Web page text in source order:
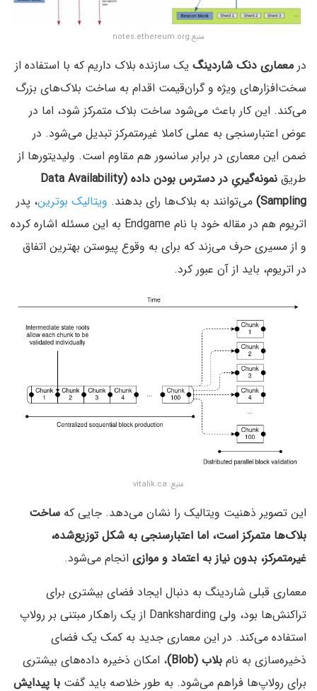
منبع:‌notes.ethereum.org
در معماری دنک شاردینگ یک سازنده بلاک داریم که با استفاده از
سخت‌افزارهای ویژه و گران‌قیمت اقدام به ساخت بلاک‌های بزرگ
می‌کند. این کار باعث می‌شود ساخت بلاک متمرکز شود، اما در
عوض اعتبارسنجی به عملی کاملا غیرمتمرکز تبدیل می‌شود. در
ضمن این معماری در برابر سانسور هم مقاوم است. ولیدیتورها از
طریق نمونه‌گیریِ
در دسترس بودن داده (Data Availability
Sampling) می‌توانند به بلاک‌ها رای بدهند. ویتالیک بوترین، پدر
اتریوم هم در مقاله خود با نام Endgame به این مسئله اشاره کرده
و از مسیری حرف می‌زند که برای به وقوع پیوستن بهترین اتفاق
در اتریوم، باید از آن عبور کرد.
منبع: vitalik.ca
این تصویر ذهنیت ویتالیک را نشان می‌دهد. جایی که ساخت
بلاک‌ها متمرکز است، اما اعتبارسنجی به شکل توزیع‌شده،
غیرمتمرکز، بدون نیاز به اعتماد و موازی انجام می‌شود.
معماری قبلی شاردینگ به دنبال ایجاد فضای بیشتری برای
تراکنش‌ها بود، ولی Danksharding از یک راهکار مبتنی بر رولاپ
استفاده می‌کند. در این معماری جدید به کمک یک فضای
ذخیره‌سازی به نام بلاب (Blob)
، امکان ذخیره داده‌های بیشتری
برای رولاپ‌ها فراهم می‌شود. به طور خلاصه باید گفت با پیدایش